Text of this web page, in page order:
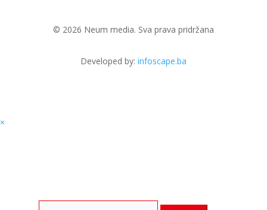
© 2026 Neum media. Sva prava pridržana
Developed by: infoscape.ba
×